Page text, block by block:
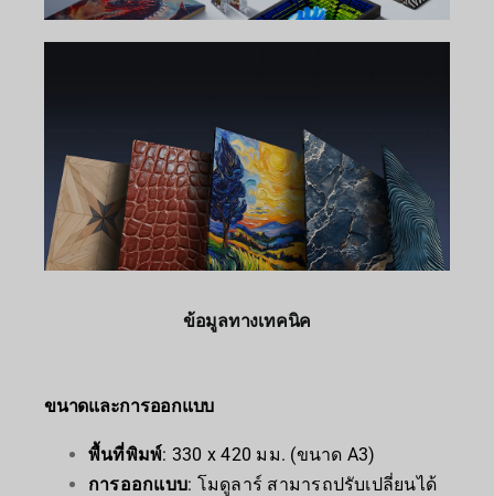
ข้อมูลทางเทคนิค
ขนาดและการออกแบบ
พื้นที่พิมพ์: 330 x 420 มม. (ขนาด A3)
การออกแบบ: โมดูลาร์ สามารถปรับเปลี่ยนได้